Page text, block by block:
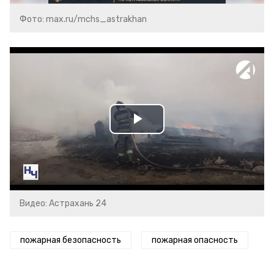
Фото: max.ru/mchs_astrakhan
Play
Video
Видео: Астрахань 24
пожарная безопасность пожарная опасность